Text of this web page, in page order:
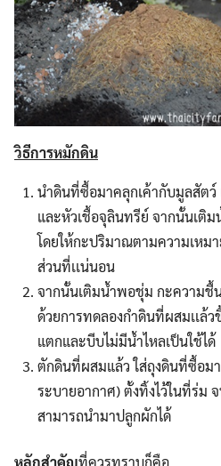
วิธีการหมักดิน
นำดินที่ซื้อมาคลุกเค้ากับมูลสัตว์
และหัวเชื้อจุลินทรีย์ จากนั้นเติม
โดยให้กะปริมาณตามความเหม
ส่วนที่เเน่นอน
จากนั้นเติมน้ำพอชุ่ม กะความชื้น
ด้วยการทดลองกำดินที่ผสมเเล้
แตกและบีบไม่มีน้ำไหลเป็นใช้ได้
ตักดินที่ผสมแล้ว ใส่ถุงดินที่ซื้อม
ระบายอากาศ) ตั้งทิ้งไว้ในที่ร่ม
สามารถนำมาปลูกผักได้
หลักสำคัญที่ควรทราบก็คือ